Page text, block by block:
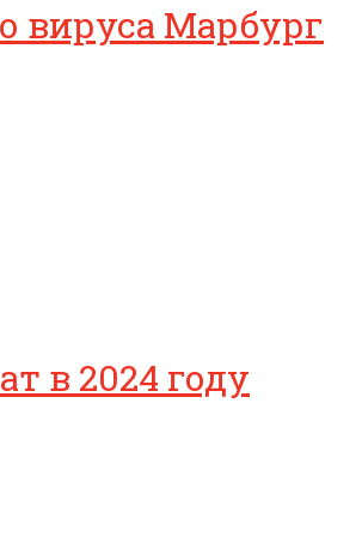
вируса Марбург
в 2024 году